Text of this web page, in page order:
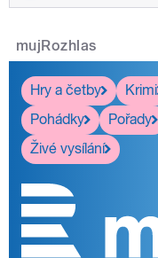
mujRozhlas
Hry a četby
Krimi
Pohádky
Pořady
Živé vysílání